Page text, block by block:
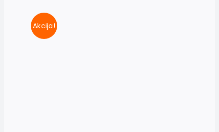
Knjige
U pripremi
Akcija
Akcija!